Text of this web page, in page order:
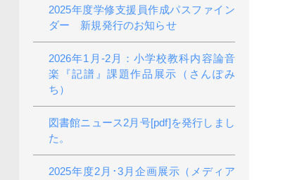
2025年度学修支援員作成パスファイン
ダー 新規発行のお知らせ
2026年1月-2月：小学校教科内容論音
楽『記譜』課題作品展示（さんぽみ
ち）
図書館ニュース2月号[pdf]を発行しまし
た。
2025年度2月･3月企画展示（メディア